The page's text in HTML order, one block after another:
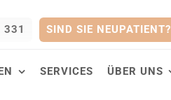
SIND SIE NEUPATIENT?
SERVICES ÜBER UNS